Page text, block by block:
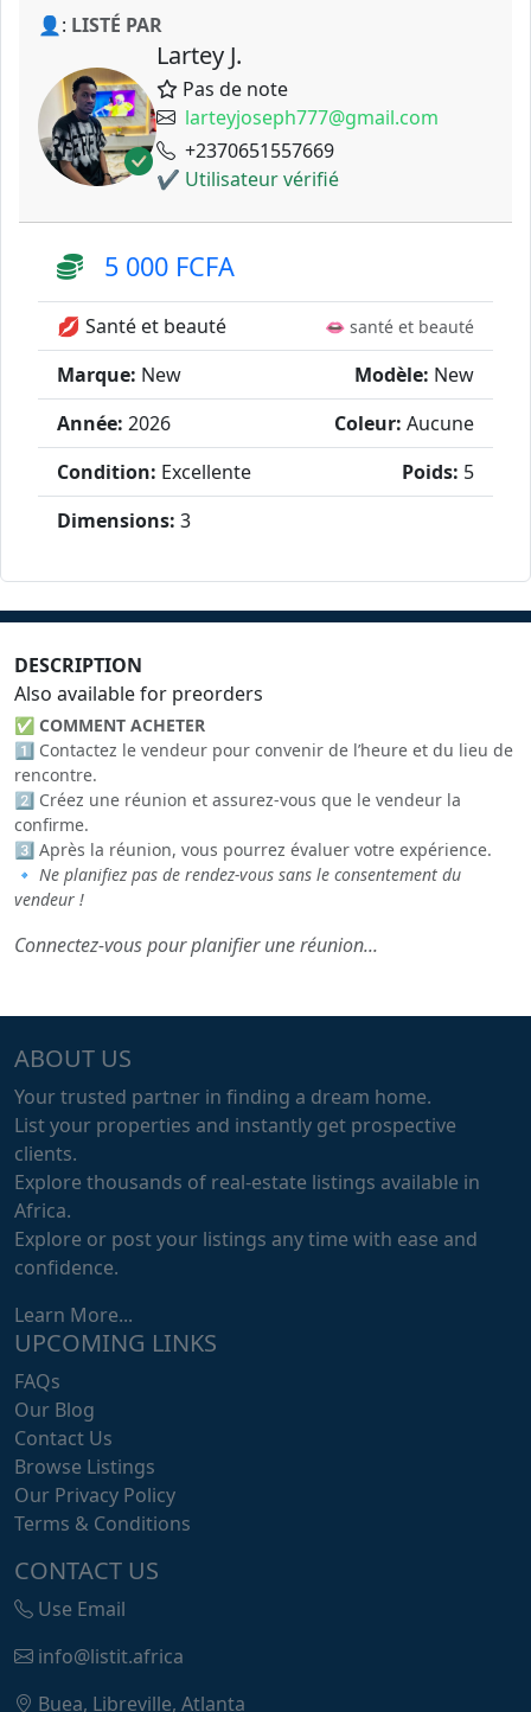
👤: LISTÉ PAR
Lartey J.
Pas de note
larteyjoseph777@gmail.com
+2370651557669
✔ Utilisateur vérifié
5 000 FCFA
💋 Santé et beauté 👄 santé et beauté
Marque: New Modèle: New
Année: 2026 Coleur: Aucune
Condition: Excellente Poids: 5
Dimensions: 3
DESCRIPTION
Also available for preorders
✅ COMMENT ACHETER
1️⃣ Contactez le vendeur pour convenir de l’heure et du lieu de
rencontre.
2️⃣ Créez une réunion et assurez-vous que le vendeur la
confirme.
3️⃣ Après la réunion, vous pourrez évaluer votre expérience.
🔹 Ne planifiez pas de rendez-vous sans le consentement du
vendeur !
Connectez-vous pour planifier une réunion...
ABOUT US
Your trusted partner in finding a dream home.
List your properties and instantly get prospective
clients.
Explore thousands of real-estate listings available in
Africa.
Explore or post your listings any time with ease and
confidence.
Learn More...
UPCOMING LINKS
FAQs
Our Blog
Contact Us
Browse Listings
Our Privacy Policy
Terms & Conditions
CONTACT US
Use Email
info@listit.africa
Buea, Libreville, Atlanta